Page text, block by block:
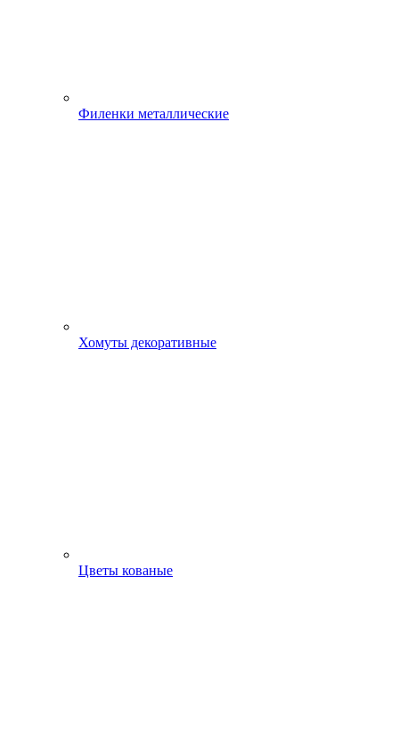
Филенки металлические
Хомуты декоративные
Цветы кованые